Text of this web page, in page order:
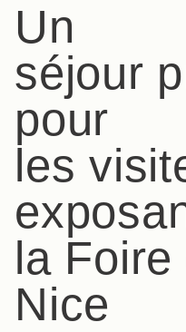
Un
séjour
pour
les
la Foire
Nice